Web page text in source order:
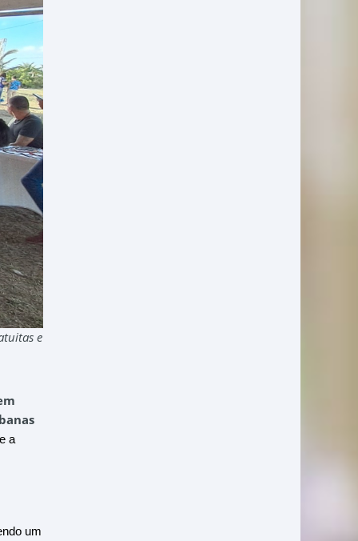
e
a
um